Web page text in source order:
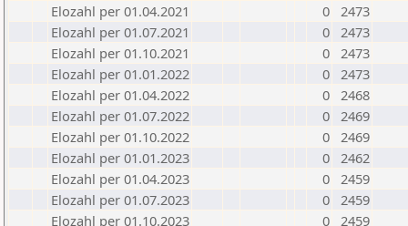
Elozahl per 01.04.2021
0 2473
Elozahl per 01.07.2021
0 2473
Elozahl per 01.10.2021
0 2473
Elozahl per 01.01.2022
0 2473
Elozahl per 01.04.2022
0 2468
Elozahl per 01.07.2022
0 2469
Elozahl per 01.10.2022
0 2469
Elozahl per 01.01.2023
0 2462
Elozahl per 01.04.2023
0 2459
Elozahl per 01.07.2023
0 2459
Elozahl per 01.10.2023
0 2459